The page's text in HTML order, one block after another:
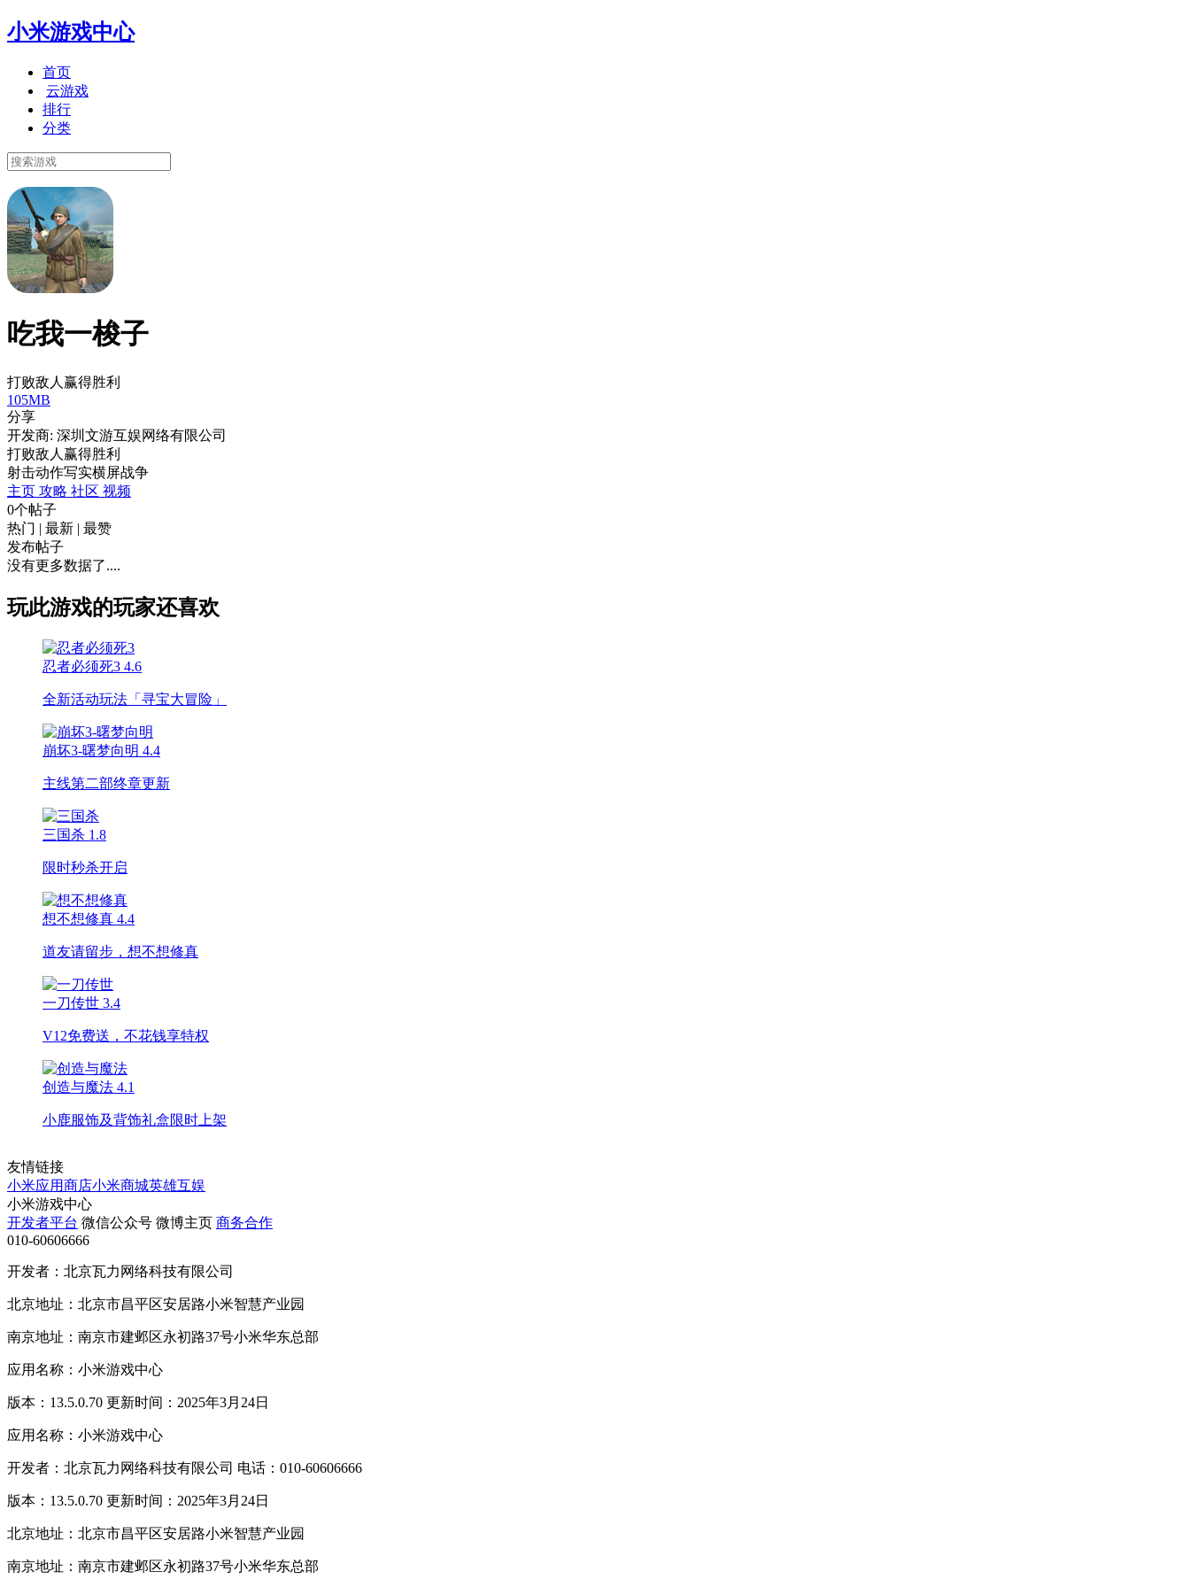
小米游戏中心
首页
云游戏
排行
分类
吃我一梭子
打败敌人赢得胜利
105MB
分享
开发商: 深圳文游互娱网络有限公司
打败敌人赢得胜利
射击动作写实横屏战争
主页 攻略 社区 视频
0个帖子
热门 | 最新 | 最赞
发布帖子
没有更多数据了....
玩此游戏的玩家还喜欢
忍者必须死3 4.6
全新活动玩法「寻宝大冒险」
崩坏3-曙梦向明 4.4
主线第二部终章更新
三国杀 1.8
限时秒杀开启
想不想修真 4.4
道友请留步，想不想修真
一刀传世 3.4
V12免费送，不花钱享特权
创造与魔法 4.1
小鹿服饰及背饰礼盒限时上架
友情链接
小米应用商店小米商城英雄互娱
小米游戏中心
开发者平台 微信公众号 微博主页 商务合作
010-60606666
开发者：北京瓦力网络科技有限公司
北京地址：北京市昌平区安居路小米智慧产业园
南京地址：南京市建邺区永初路37号小米华东总部
应用名称：小米游戏中心
版本：13.5.0.70 更新时间：2025年3月24日
应用名称：小米游戏中心
开发者：北京瓦力网络科技有限公司 电话：010-60606666
版本：13.5.0.70 更新时间：2025年3月24日
北京地址：北京市昌平区安居路小米智慧产业园
南京地址：南京市建邺区永初路37号小米华东总部